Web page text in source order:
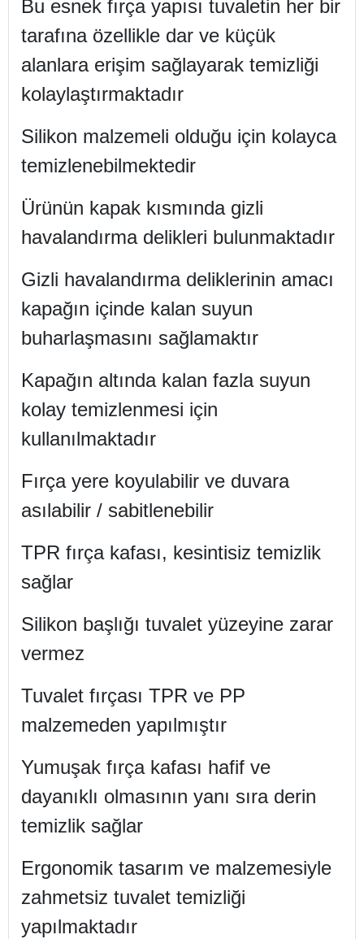
Bu esnek fırça yapısı tuvaletin her bir
tarafına özellikle dar ve küçük
alanlara erişim sağlayarak temizliği
kolaylaştırmaktadır
Silikon malzemeli olduğu için kolayca
temizlenebilmektedir
Ürünün kapak kısmında gizli
havalandırma delikleri bulunmaktadır
Gizli havalandırma deliklerinin amacı
kapağın içinde kalan suyun
buharlaşmasını sağlamaktır
Kapağın altında kalan fazla suyun
kolay temizlenmesi için
kullanılmaktadır
Fırça yere koyulabilir ve duvara
asılabilir / sabitlenebilir
TPR fırça kafası, kesintisiz temizlik
sağlar
Silikon başlığı tuvalet yüzeyine zarar
vermez
Tuvalet fırçası TPR ve PP
malzemeden yapılmıştır
Yumuşak fırça kafası hafif ve
dayanıklı olmasının yanı sıra derin
temizlik sağlar
Ergonomik tasarım ve malzemesiyle
zahmetsiz tuvalet temizliği
yapılmaktadır